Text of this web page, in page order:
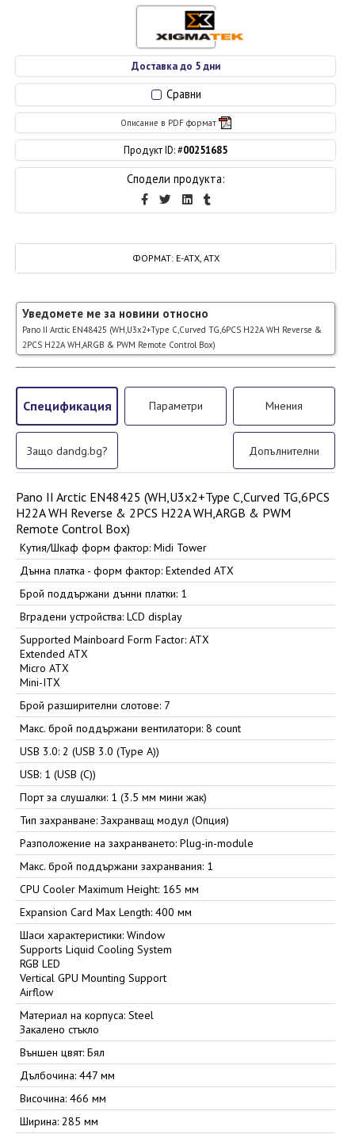
ФОРМАТ: E-ATX, ATX
Сравни
Описание в PDF формат
Продукт ID: #00251685
Сподели продукта:
Доставка до 5 дни
Уведомете ме за новини относно
Pano II Arctic EN48425 (WH,U3x2+Type C,Curved TG,6PCS H22A WH Reverse &
2PCS H22A WH,ARGB & PWM Remote Control Box)
Спецификация Параметри Мнения
Защо dandg.bg? Допълнителни
Pano II Arctic EN48425 (WH,U3x2+Type C,Curved TG,6PCS
H22A WH Reverse & 2PCS H22A WH,ARGB & PWM
Remote Control Box)
Кутия/Шкаф форм фактор: Midi Tower
Дънна платка - форм фактор: Extended ATX
Брой поддържани дънни платки: 1
Вградени устройства: LCD display
Supported Mainboard Form Factor: ATX
Extended ATX
Micro ATX
Mini-ITX
Брой разширителни слотове: 7
Макс. брой поддържани вентилатори: 8 count
USB 3.0: 2 (USB 3.0 (Type A))
USB: 1 (USB (C))
Порт за слушалки: 1 (3.5 мм мини жак)
Тип захранване: Захранващ модул (Опция)
Разположение на захранването: Plug-in-module
Макс. брой поддържани захранвания: 1
CPU Cooler Maximum Height: 165 мм
Expansion Card Max Length: 400 мм
Шаси характеристики: Window
Supports Liquid Cooling System
RGB LED
Vertical GPU Mounting Support
Airflow
Материал на корпуса: Steel
Закалено стъкло
Външен цвят: Бял
Дълбочина: 447 мм
Височина: 466 мм
Ширина: 285 мм